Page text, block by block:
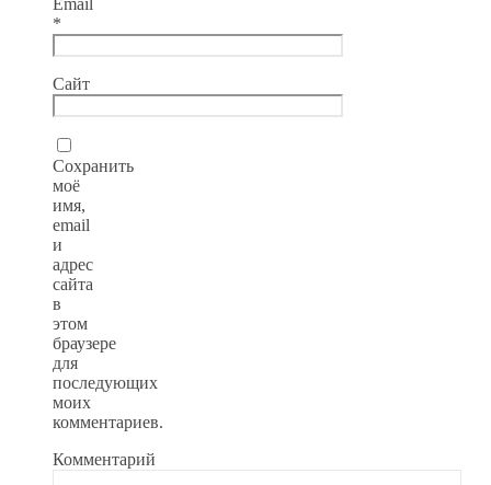
*
Сайт
Сохранить
моё
имя,
email
и
адрес
сайта
в
этом
браузере
для
последующих
моих
комментариев.
Комментарий